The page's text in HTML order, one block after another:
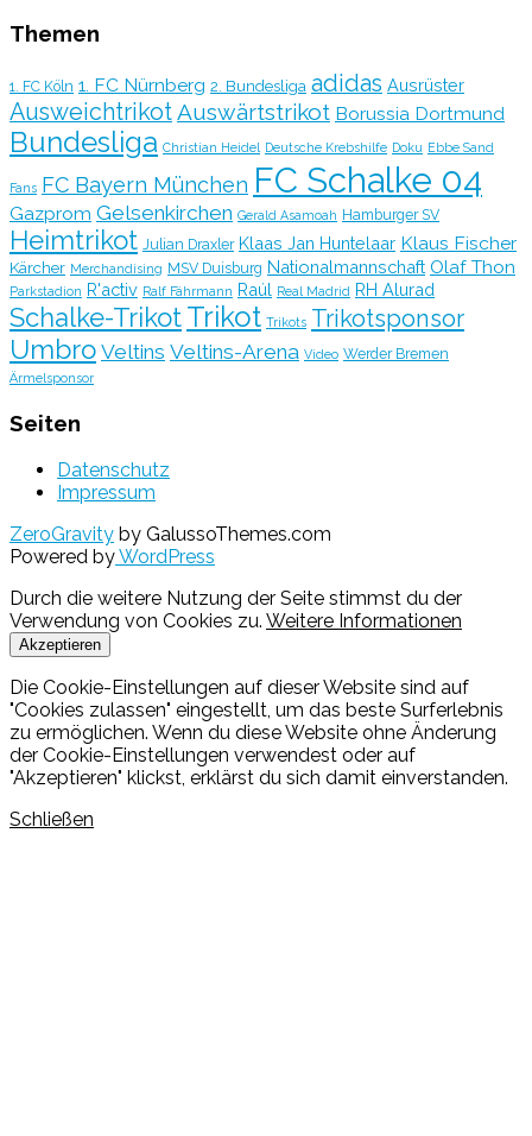
Themen
1. FC Köln 1. FC Nürnberg 2. Bundesliga adidas Ausrüster
AusweichtrikotAuswärtstrikot Borussia Dortmund
Bundesliga Christian Heidel Deutsche Krebshilfe Doku Ebbe Sand
Fans FC Bayern München FC Schalke 04
Gazprom Gelsenkirchen Gerald Asamoah Hamburger SV
Heimtrikot Julian Draxler Klaas Jan Huntelaar Klaus Fischer
Kärcher Merchandising MSV Duisburg Nationalmannschaft Olaf Thon
Parkstadion R'activ Ralf Fährmann Raúl Real Madrid RH Alurad
Schalke-TrikotTrikot Trikots Trikotsponsor
Umbro Veltins Veltins-Arena Video Werder Bremen
Ärmelsponsor
Seiten
Datenschutz
Impressum
ZeroGravity by GalussoThemes.com
Powered byWordPress
Durch die weitere Nutzung der Seite stimmst du der
Verwendung von Cookies zu. Weitere Informationen
Akzeptieren
Die Cookie-Einstellungen auf dieser Website sind auf
"Cookies zulassen" eingestellt, um das beste Surferlebnis
zu ermöglichen. Wenn du diese Website ohne Änderung
der Cookie-Einstellungen verwendest oder auf
"Akzeptieren" klickst, erklärst du sich damit einverstanden.
Schließen